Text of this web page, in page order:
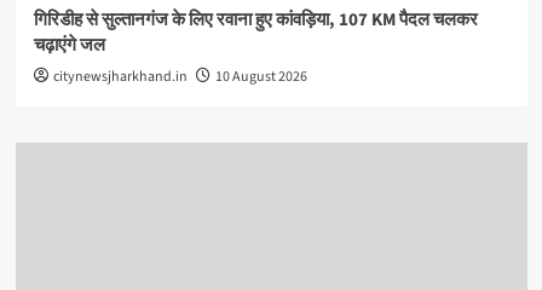
गिरिडीह से सुल्तानगंज के लिए रवाना हुए कांवड़िया, 107 KM पैदल चलकर
चढ़ाएंगे जल
citynewsjharkhand.in 10 August 2026